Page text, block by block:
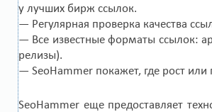
у лучших бирж ссылок.
— Регулярная проверка качества
— Все известные форматы ссылок:
релизы).
— SeoHammer покажет, где рост
SeoHammer еще предоставляет